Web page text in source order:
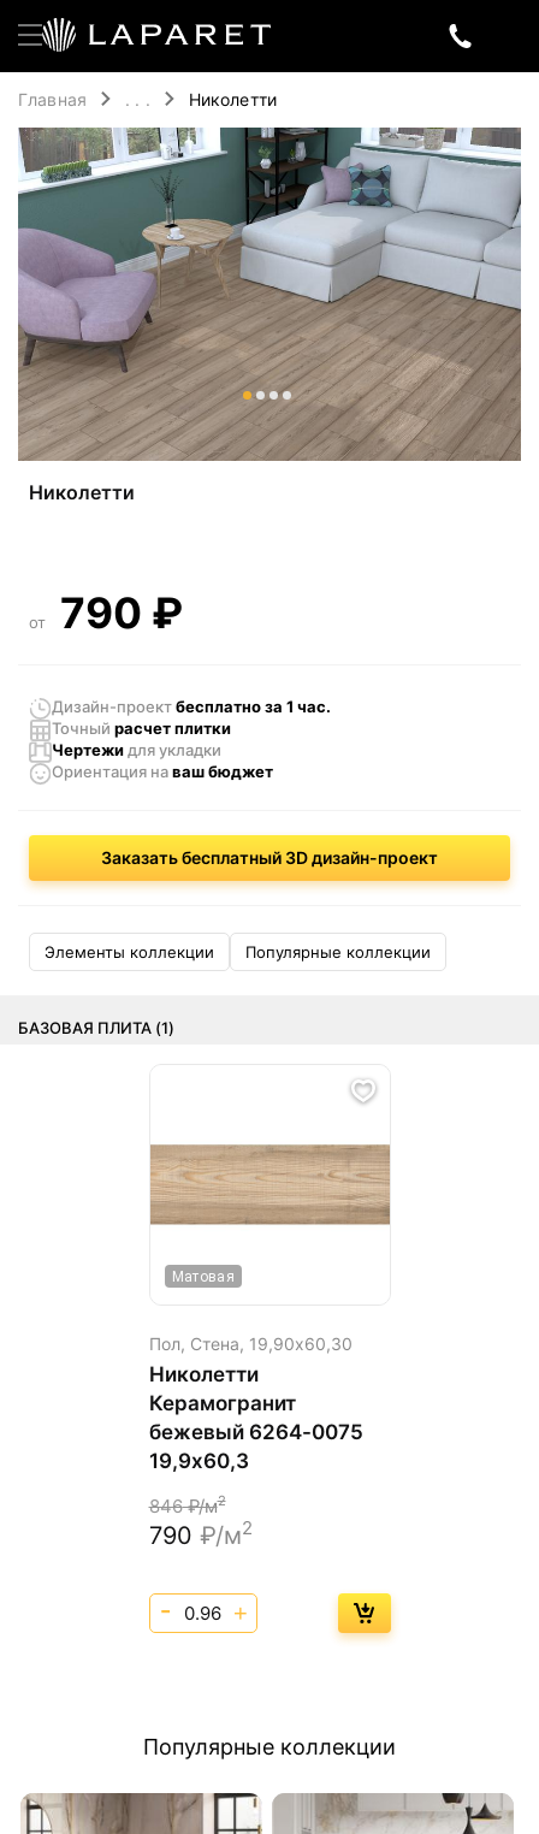
Главная . . . Николетти
Николетти
от 790 ₽
Дизайн-проектбесплатно за 1 час.
Точный расчет плитки
Чертежи для укладки
Ориентация наваш бюджет
Заказать бесплатный 3D дизайн-проект
Элементы коллекции Популярные коллекции
БАЗОВАЯ ПЛИТА (1)
Матовая
Пол, Стена, 19,90х60,30
Николетти
Керамогранит
бежевый 6264-0075
19,9х60,3
846₽/м2
790 ₽/м2
Популярные коллекции